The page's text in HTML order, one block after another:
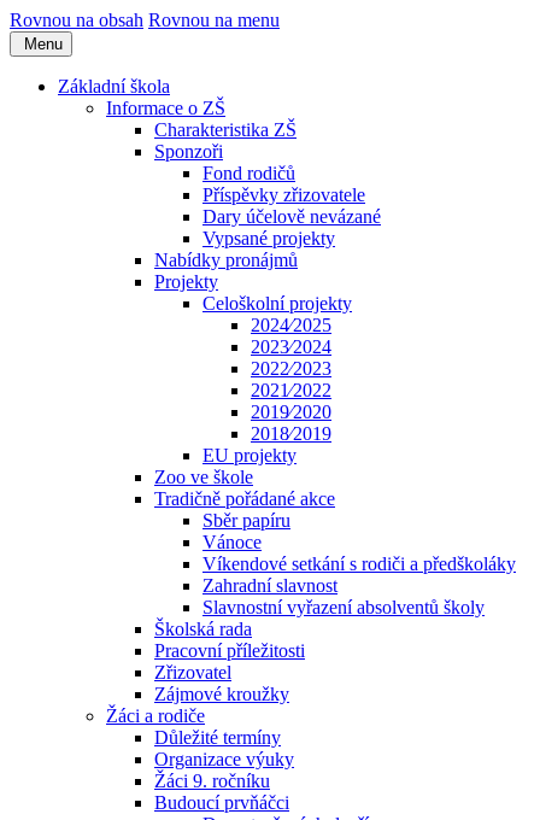
Rovnou na obsah Rovnou na menu
Menu
Základní škola
Informace o ZŠ
Charakteristika ZŠ
Sponzoři
Fond rodičů
Příspěvky zřizovatele
Dary účelově nevázané
Vypsané projekty
Nabídky pronájmů
Projekty
Celoškolní projekty
2024⁄2025
2023⁄2024
2022⁄2023
2021⁄2022
2019⁄2020
2018⁄2019
EU projekty
Zoo ve škole
Tradičně pořádané akce
Sběr papíru
Vánoce
Víkendové setkání s rodiči a předškoláky
Zahradní slavnost
Slavnostní vyřazení absolventů školy
Školská rada
Pracovní příležitosti
Zřizovatel
Zájmové kroužky
Žáci a rodiče
Důležité termíny
Organizace výuky
Žáci 9. ročníku
Budoucí prvňáčci